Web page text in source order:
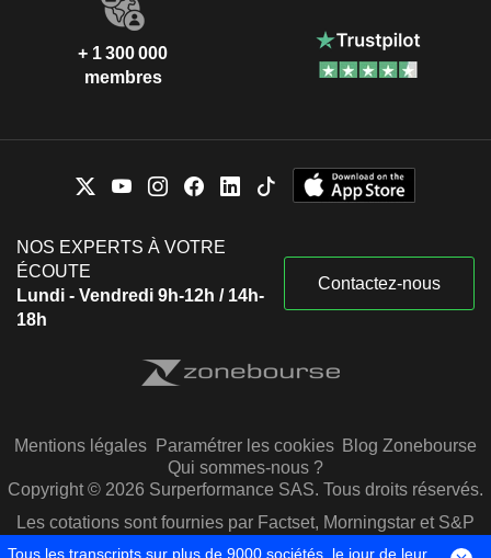
+ 1 300 000
membres
NOS EXPERTS À VOTRE
ÉCOUTE
Lundi - Vendredi 9h-12h / 14h-
18h
Contactez-nous
Mentions légales Paramétrer les cookies Blog Zonebourse
Qui sommes-nous ?
Copyright © 2026 Surperformance SAS. Tous droits réservés.
Les cotations sont fournies par Factset, Morningstar et S&P
Capital IQ
Tous les transcripts sur plus de 9000 sociétés, le jour de leur